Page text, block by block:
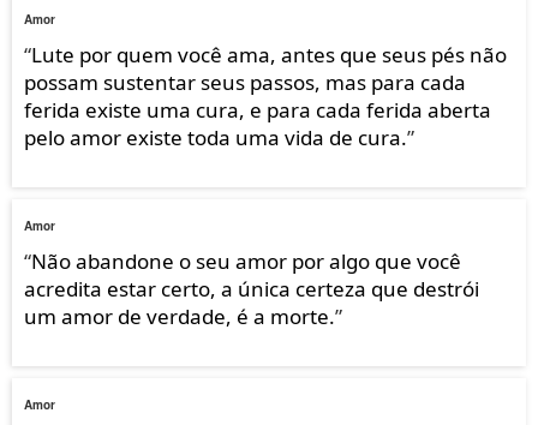
Amor
“Lute por quem você ama, antes que seus pés não
possam sustentar seus passos, mas para cada
ferida existe uma cura, e para cada ferida aberta
pelo amor existe toda uma vida de cura.”
Amor
“Não abandone o seu amor por algo que você
acredita estar certo, a única certeza que destrói
um amor de verdade, é a morte.”
Amor